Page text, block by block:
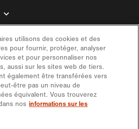
utilisons des cookies et des
pour fournir, protéger, analyser
et pour personnaliser nos
aussi sur les sites web de tiers.
également être transférées vers
être pas un niveau de
équivalent. Vous trouverez
nos informations sur les